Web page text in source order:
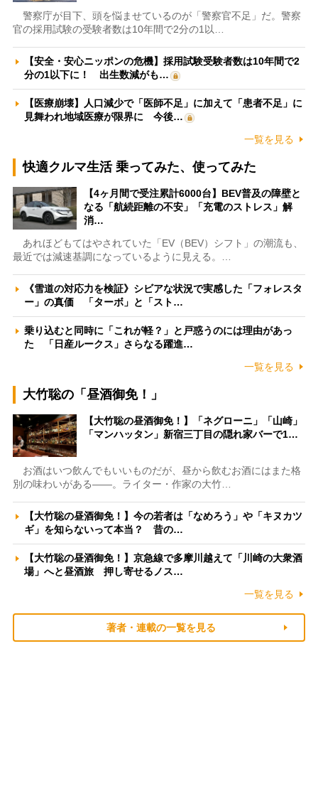
警察庁が目下、頭を悩ませているのが「警察官不足」だ。警察
官の採用試験の受験者数は10年間で2分の1以…
【安全・安心ニッポンの危機】採用試験受験者数は10年間で2
分の1以下に！ 出生数減がも…
【医療崩壊】人口減少で「医師不足」に加えて「患者不足」に
見舞われ地域医療が限界に 今後…
一覧を見る
快適クルマ生活 乗ってみた、使ってみた
【4ヶ月間で受注累計6000台】BEV普及の障壁と
なる「航続距離の不安」「充電のストレス」解
消…
あれほどもてはやされていた「EV（BEV）シフト」の潮流も、
最近では減速基調になっているように見える。…
《雪道の対応力を検証》シビアな状況で実感した「フォレスタ
ー」の真価 「ターボ」と「スト…
乗り込むと同時に「これが軽？」と戸惑うのには理由があっ
た 「日産ルークス」さらなる躍進…
一覧を見る
大竹聡の「昼酒御免！」
【大竹聡の昼酒御免！】「ネグローニ」「山崎」
「マンハッタン」新宿三丁目の隠れ家バーで1…
お酒はいつ飲んでもいいものだが、昼から飲むお酒にはまた格
別の味わいがある――。ライター・作家の大竹…
【大竹聡の昼酒御免！】今の若者は「なめろう」や「キヌカツ
ギ」を知らないって本当？ 昔の…
【大竹聡の昼酒御免！】京急線で多摩川越えて「川崎の大衆酒
場」へと昼酒旅 押し寄せるノス…
一覧を見る
著者・連載の一覧を見る